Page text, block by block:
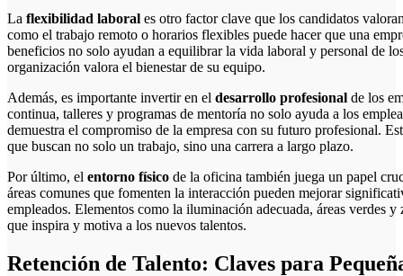
La flexibilidad laboral es otro factor clave que los candidatos
como el trabajo remoto o horarios flexibles puede hacer que una
beneficios no solo ayudan a equilibrar la vida laboral y personal de
organización valora el bienestar de su equipo.
Además, es importante invertir en el desarrollo profesional de los
continua, talleres y programas de mentoría no solo ayuda a los
demuestra el compromiso de la empresa con su futuro profesional.
que buscan no solo un trabajo, sino una carrera a largo plazo.
Por último, el entorno físico de la oficina también juega un papel
áreas comunes que fomenten la interacción pueden mejorar
empleados. Elementos como la iluminación adecuada, áreas verdes
que inspira y motiva a los nuevos talentos.
Retención de Talento: Claves para